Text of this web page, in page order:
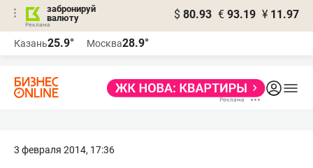
забронируй
валюту
$ 80.93 € 93.19 ¥ 11.97
Казань25.9° Москва28.9°
3 февраля 2014, 17:36